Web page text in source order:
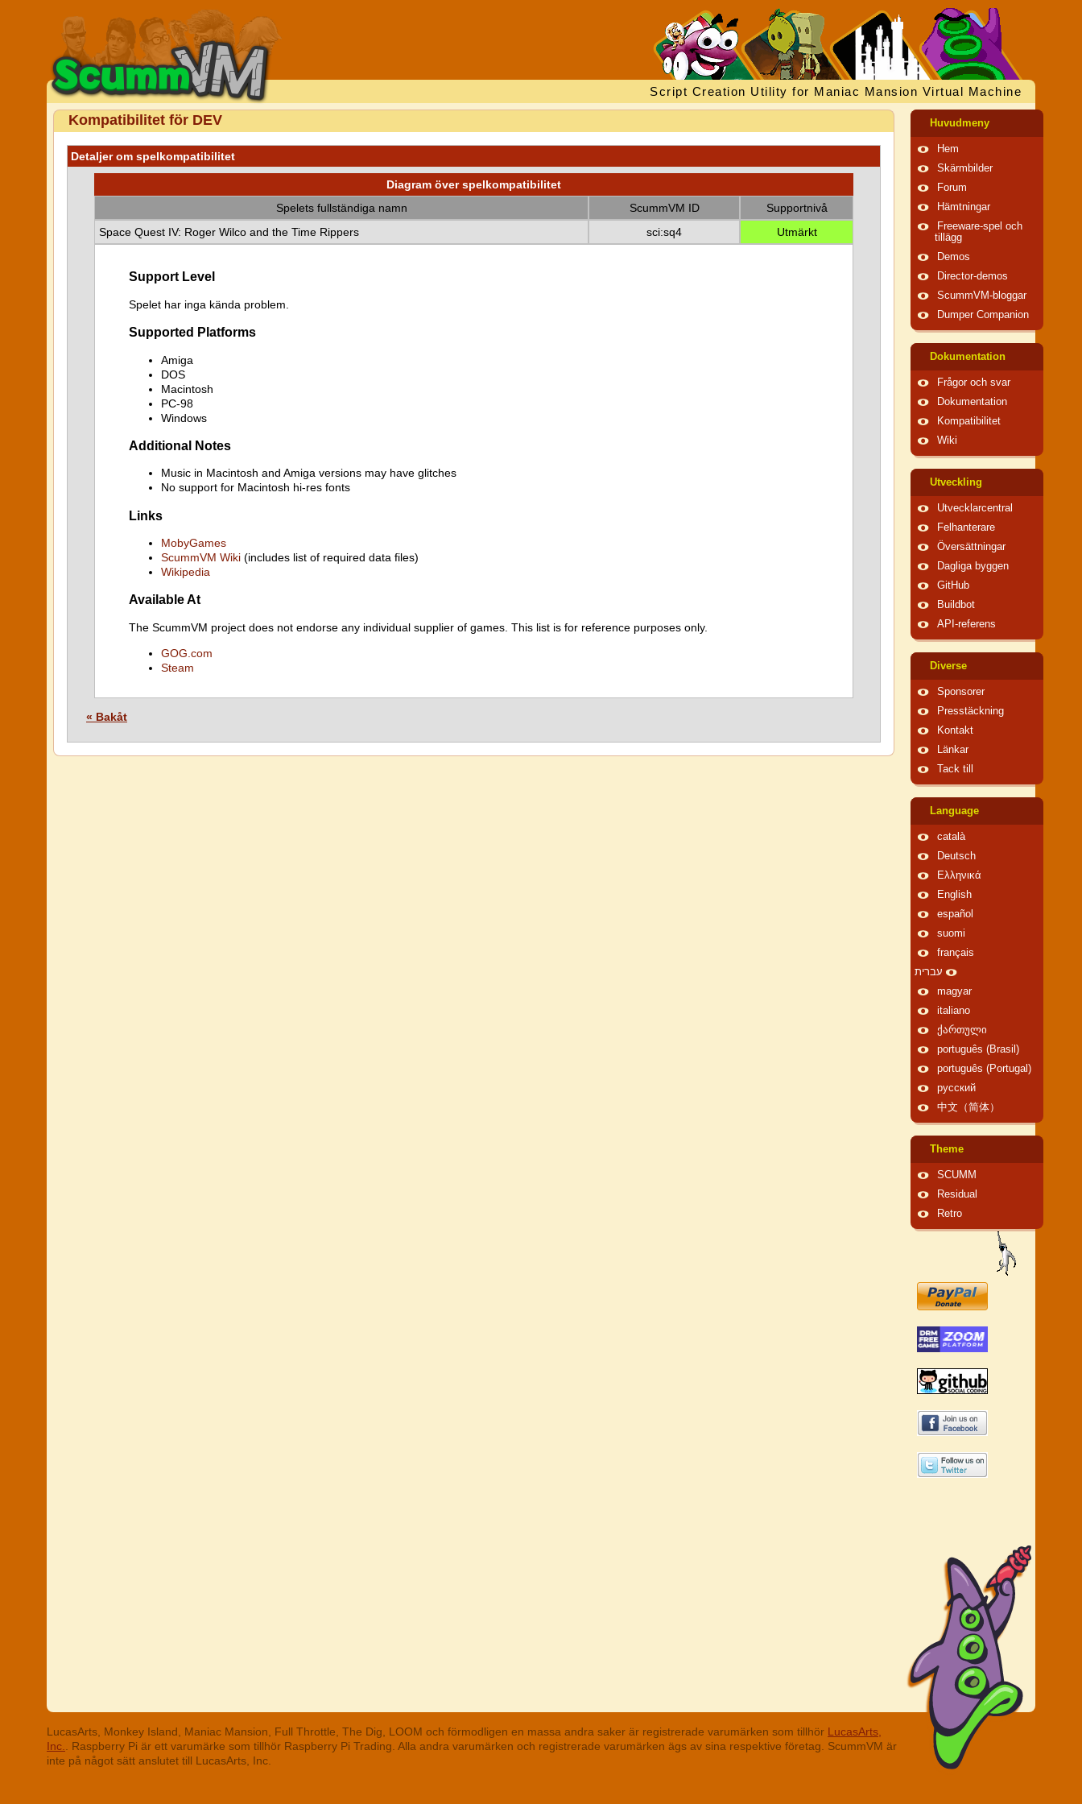
Script Creation Utility for Maniac Mansion Virtual Machine
Kompatibilitet för DEV
Detaljer om spelkompatibilitet
Diagram över spelkompatibilitet
Spelets fullständiga namn
ScummVM ID
Supportnivå
Space Quest IV: Roger Wilco and the Time Rippers
sci:sq4 Utmärkt
Support Level
Spelet har inga kända problem.
Supported Platforms
Amiga
DOS
Macintosh
PC-98
Windows
Additional Notes
Music in Macintosh and Amiga versions may have glitches
No support for Macintosh hi-res fonts
Links
MobyGames
ScummVM Wiki (includes list of required data files)
Wikipedia
Available At
The ScummVM project does not endorse any individual supplier of games. This list is for reference purposes only.
GOG.com
Steam
« Bakåt
Huvudmeny
Hem
Skärmbilder
Forum
Hämtningar
Freeware-spel och
tillägg
Demos
Director-demos
ScummVM-bloggar
Dumper Companion
Dokumentation
Frågor och svar
Dokumentation
Kompatibilitet
Wiki
Utveckling
Utvecklarcentral
Felhanterare
Översättningar
Dagliga byggen
GitHub
Buildbot
API-referens
Diverse
Sponsorer
Presstäckning
Kontakt
Länkar
Tack till
Language
català
Deutsch
Ελληνικά
English
español
suomi
français
עברית
magyar
italiano
ქართული
português (Brasil)
português (Portugal)
русский
中文（简体）
Theme
SCUMM
Residual
Retro
LucasArts, Monkey Island, Maniac Mansion, Full Throttle, The Dig, LOOM och förmodligen en massa andra saker är registrerade varumärken som tillhör LucasArts,
Inc.
. Raspberry Pi är ett varumärke som tillhör Raspberry Pi Trading. Alla andra varumärken och registrerade varumärken ägs av sina respektive företag. ScummVM är
inte på något sätt anslutet till LucasArts, Inc.